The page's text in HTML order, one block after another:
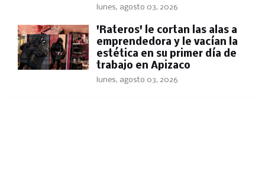
lunes, agosto 03, 2026
'Rateros' le cortan las alas a
emprendedora y le vacían la
estética en su primer día de
trabajo en Apizaco
lunes, agosto 03, 2026